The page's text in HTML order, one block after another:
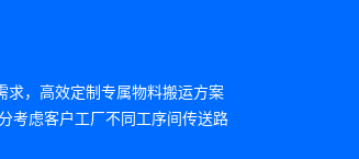
求，高效定制专属物料搬运方案
考虑客户工厂不同工序间传送路